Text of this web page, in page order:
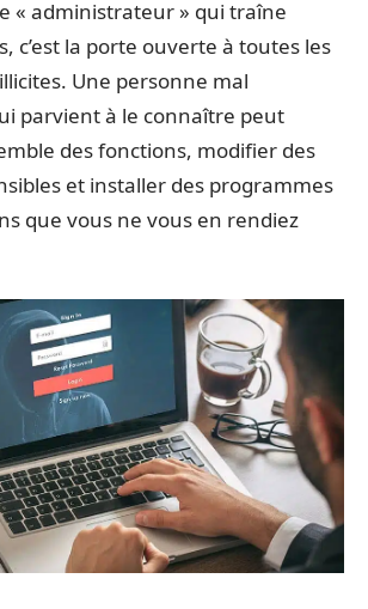
« administrateur » qui traîne
c’est la porte ouverte à toutes les
Une personne mal
parvient à le connaître peut
des fonctions, modifier des
et installer des programmes
que vous ne vous en rendiez